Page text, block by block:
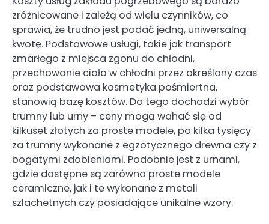
zróżnicowane i zależą od wielu czynników, co
sprawia, że trudno jest podać jedną, uniwersalną
kwotę. Podstawowe usługi, takie jak transport
zmarłego z miejsca zgonu do chłodni,
przechowanie ciała w chłodni przez określony czas
oraz podstawowa kosmetyka pośmiertna,
stanowią bazę kosztów. Do tego dochodzi wybór
trumny lub urny – ceny mogą wahać się od
kilkuset złotych za proste modele, po kilka tysięcy
za trumny wykonane z egzotycznego drewna czy z
bogatymi zdobieniami. Podobnie jest z urnami,
gdzie dostępne są zarówno proste modele
ceramiczne, jak i te wykonane z metali
szlachetnych czy posiadające unikalne wzory.